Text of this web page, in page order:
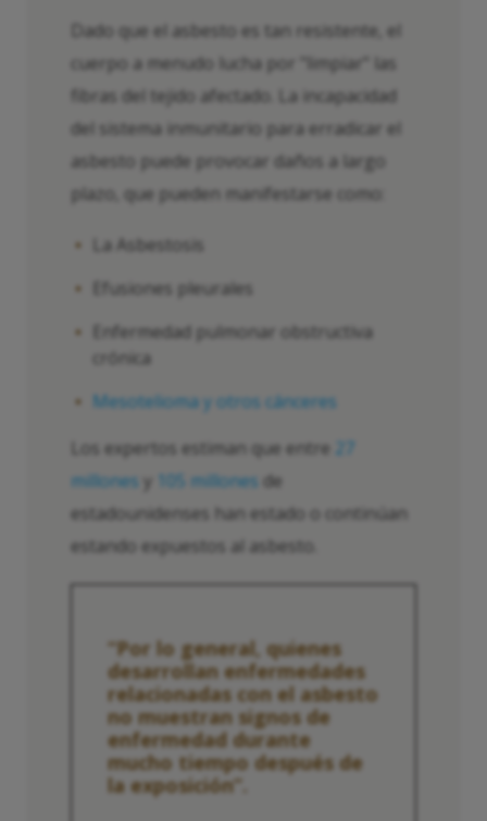
Dado que el asbesto es tan resistente, el
cuerpo a menudo lucha por "limpiar" las
fibras del tejido afectado. La incapacidad
del sistema inmunitario para erradicar el
asbesto puede provocar daños a largo
plazo, que pueden manifestarse como:
La Asbestosis
Efusiones pleurales
Enfermedad pulmonar obstructiva
crónica
Mesotelioma y otros cánceres
Los expertos estiman que entre
27
millones y 105 millones de
estadounidenses han estado o continúan
estando expuestos al asbesto.
“Por lo general, quienes
desarrollan enfermedades
relacionadas con el asbesto
no muestran signos de
enfermedad durante
mucho tiempo después de
la exposición”.